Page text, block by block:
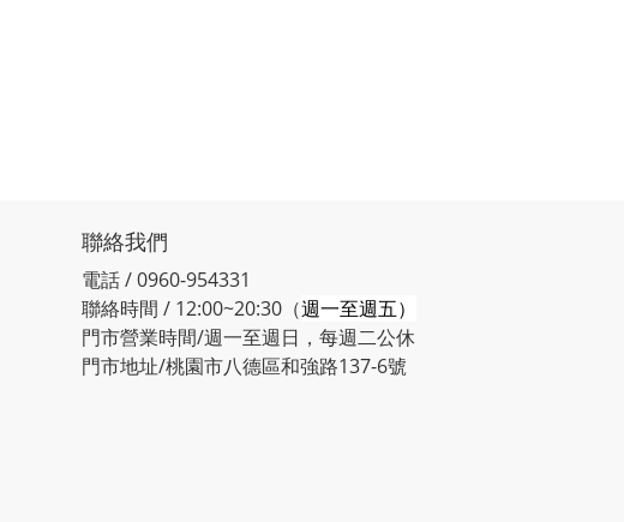
聯絡我們
電話 / 0960-954331
聯絡時間 / 12:00~20:30（週一至週五）
門市營業時間/週一至週日，每週二公休
門市地址/桃園市八德區和強路137-6號